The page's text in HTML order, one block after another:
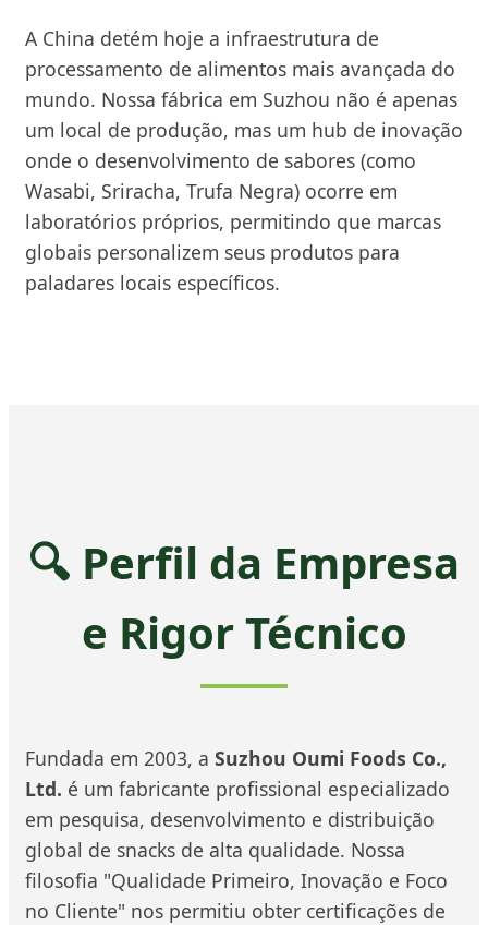
A China detém hoje a infraestrutura de
processamento de alimentos mais avançada do
mundo. Nossa fábrica em Suzhou não é apenas
um local de produção, mas um hub de inovação
onde o desenvolvimento de sabores (como
Wasabi, Sriracha, Trufa Negra) ocorre em
laboratórios próprios, permitindo que marcas
globais personalizem seus produtos para
paladares locais específicos.
🔍 Perfil da Empresa
e Rigor Técnico
Fundada em 2003, a Suzhou Oumi Foods Co.,
Ltd. é um fabricante profissional especializado
em pesquisa, desenvolvimento e distribuição
global de snacks de alta qualidade. Nossa
filosofia "Qualidade Primeiro, Inovação e Foco
no Cliente" nos permitiu obter certificações de